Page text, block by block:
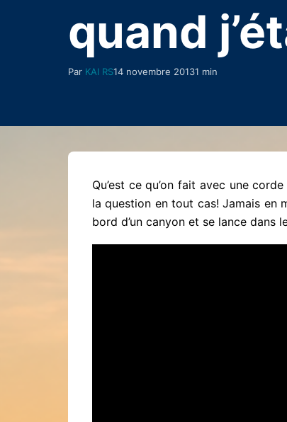
quand
Par KAI RS14 novembre 20131 min
Qu’est ce qu’on fait avec une
la question en tout cas! Jamais en
bord d’un canyon et se lance dans